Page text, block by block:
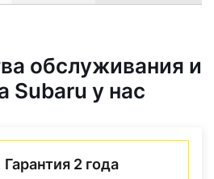
обслуживания и
Subaru у нас
Гарантия 2 года